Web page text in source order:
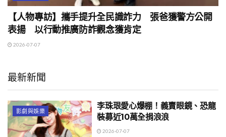
【人物專訪】攜手提升全民識詐力 張爸獲警方公開
表揚 以行動推廣防詐觀念獲肯定
2026-07-07
最新新聞
影劇與娛樂
李珠珢愛心爆棚！義賣眼鏡、恐龍
裝募近10萬全捐浪浪
2026-07-07